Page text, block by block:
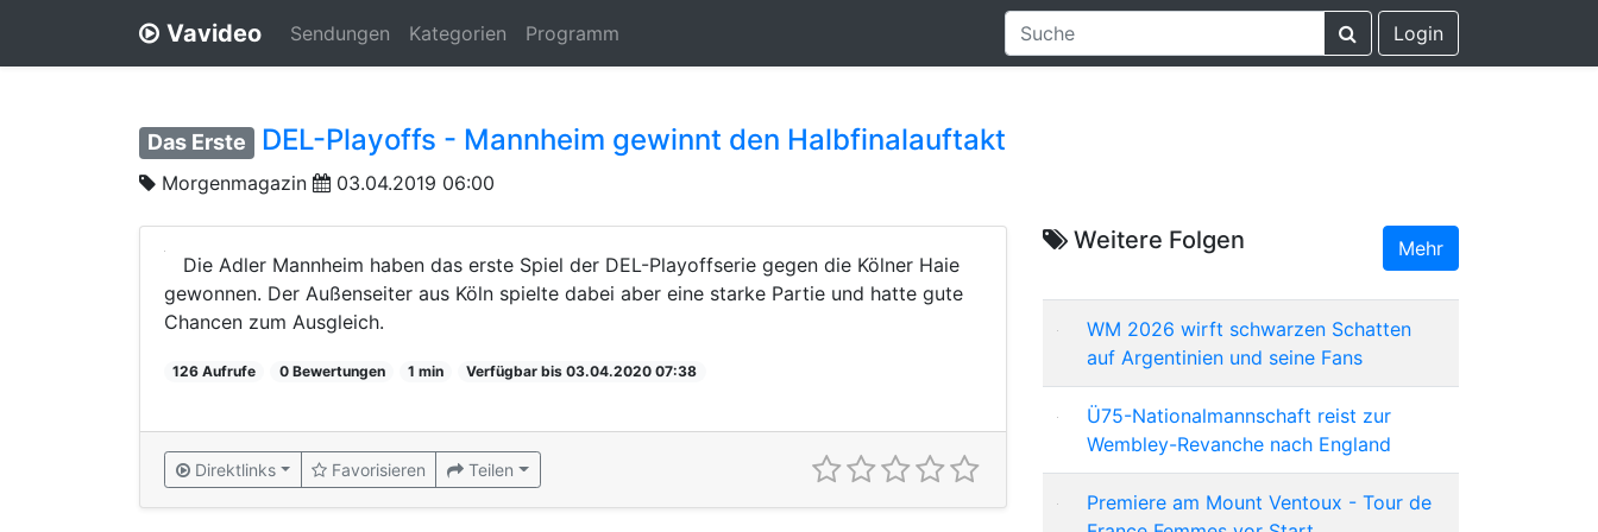
Vavideo Sendungen Kategorien Programm Login
Das Erste DEL-Playoffs - Mannheim gewinnt den Halbfinalauftakt
Morgenmagazin 03.04.2019 06:00
Die Adler Mannheim haben das erste Spiel der DEL-Playoffserie gegen die Kölner Haie
gewonnen. Der Außenseiter aus Köln spielte dabei aber eine starke Partie und hatte gute
Chancen zum Ausgleich.
126 Aufrufe 0 Bewertungen 1 min Verfügbar bis 03.04.2020 07:38
Direktlinks Favorisieren Teilen
Weitere Folgen Mehr
WM 2026 wirft schwarzen Schatten
auf Argentinien und seine Fans
Ü75-Nationalmannschaft reist zur
Wembley-Revanche nach England
Premiere am Mount Ventoux - Tour de